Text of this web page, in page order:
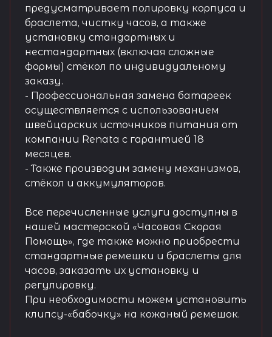
предусматривает полировку корпуса и
браслета, чистку часов, а также
установку стандартных и
нестандартных (включая сложные
формы) стёкол по индивидуальному
заказу.
- Профессиональная замена батареек
осуществляется с использованием
швейцарских источников питания от
компании Renata с гарантией 18
месяцев.
- Также производим замену механизмов,
стёкол и аккумуляторов.
Все перечисленные услуги доступны в
нашей мастерской «Часовая Скорая
Помощь», где также можно приобрести
стандартные ремешки и браслеты для
часов, заказать их установку и
регулировку.
При необходимости можем установить
клипсу-«бабочку» на кожаный ремешок.